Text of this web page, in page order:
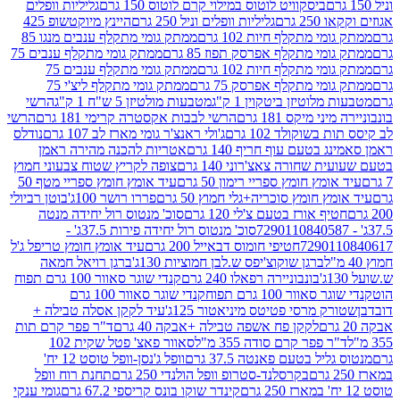
ביסקוויט לוטוס במילוי קרם לוטוס 150 גרם
גליליות וופלים
גרם
גליליות וופלים וניל 250 גרם
היינץ מיוקטשופ 425
מתקלף חיות 102 גרם
ממתק גומי מתקלף ענבים מנגו 85
מתקלף אפרסק תפוז 85 גרם
ממתק גומי מתקלף ענבים 75
מתקלף חיות 102 גרם
ממתק גומי מתקלף ענבים 75
מתקלף אפרסק 75 גרם
ממתק גומי מתקלף ליצ'י 75
ביטקוין 1 ק"ג
מטבעות מולטיזן 5 ש"ח 1 ק"ג
הרשי
מיקס 181 גרם
הרשי לבבות אקסטרה קרימי 181 גרם
הרשי
102 גרם
ג'ולי ראנצ'ר גומי מארז לב 107 גרם
נודלס
עוף חריף 140 גרם
אטריות להכנה מהירה ראמן
שחורה צאצ'רוני 140 גרם
צופה לקריץ שטוח צבעוני חמוץ
חומץ ספריי רימון 50 גרם
עיד אומץ חומץ ספריי מטף 50
חומץ סוכריה+גלי חמוץ 50 גרם
פררו רושר 100ג'
בוטן רביולי
אורז בטעם צ'לי 120 גרם
סוכ' מנטוס רול יחידה מנטה
סוכ' מנטוס רול יחידה פירות 37.5ג' -
חטיפי חומוס דבאייל 200 גרם
עיד אומץ חומץ טריפל ג'ל
ברגן שוקוצ'יפס ש.לבן חמוציות 130ג'
ברגן רויאל חמאה
בונבוניירה רפאלו 240 גרם
קנדי שוגר סאוור 100 גרם תפוח
100 גרם תפוח
קנדי שוגר סאוור 100 גרם
מרסי פטיטס מיניאטור 125ג'
עיד לקקן אסלה טבילה +
לקקן פח אשפה טבילה +אבקה 40 גרם
ד"ר פפר קרם תות
פפר קרם סודה 355 מ"ל
סאוור פאצ' פטל שקית 102
בטעם פאנטה 37.5 גרם
וופל ג'נסן-וופל טוסט 12 יח'
בקרסלנד-סטרופ וופל הולנדי 250 גרם
תחנת רוח וופל
קינדר שוקו בונס קריספי 67.2 גרם
גומי ענקי